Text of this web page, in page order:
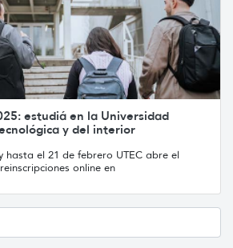
estudiá en la Universidad
y del interior
hasta el 21 de febrero UTEC abre el
online en